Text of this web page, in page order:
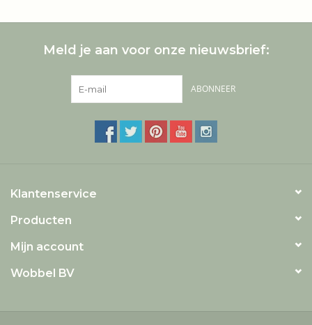
Meld je aan voor onze nieuwsbrief:
ABONNEER
Klantenservice
Producten
Mijn account
Wobbel BV